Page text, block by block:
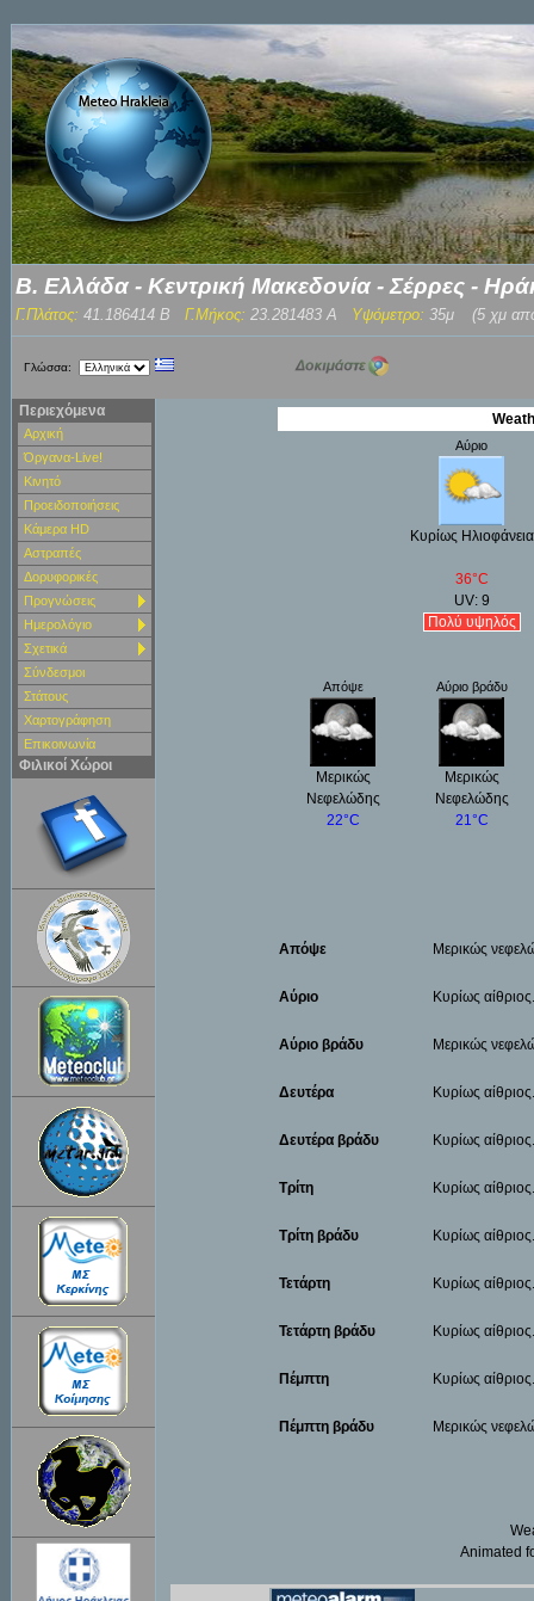
Β. Ελλάδα - Κεντρική Μακεδονία - Σέρρες -
Γ.Πλάτος: 41.186414 Β Γ.Μήκος: 23.281483 Α Υψόμετρο: 35μ (5 χμ
Γλώσσα:
Περιεχόμενα
Αρχική
Όργανα-Live!
Κινητό
Προειδοποιήσεις
Κάμερα HD
Αστραπές
Δορυφορικές
Προγνώσεις
Ημερολόγιο
Σχετικά
Σύνδεσμοι
Στάτους
Χαρτoγράφηση
Επικοινωνία
Φιλικοί Χώροι
Αύριο
Κυρίως Ηλιοφάνεια
36°C
UV: 9
Πολύ υψηλός
Απόψε Αύριο βράδυ
Μερικώς
Νεφελώδης
Μερικώς
Νεφελώδης
22°C
21°C
Απόψε Μερικώς
Αύριο Κυρίως
Αύριο βράδυ Μερικώς
Δευτέρα Κυρίως
Δευτέρα βράδυ Κυρίως
Τρίτη Κυρίως
Τρίτη βράδυ Κυρίως
Τετάρτη Κυρίως
Τετάρτη βράδυ Κυρίως
Πέμπτη Κυρίως
Πέμπτη βράδυ Μερικώς
Animated